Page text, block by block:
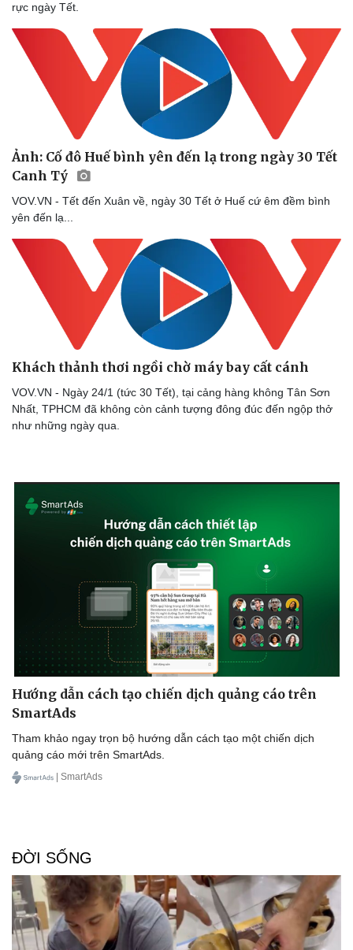
rực ngày Tết.
Ảnh: Cố đô Huế bình yên đến lạ trong ngày 30 Tết
Canh Tý
VOV.VN - Tết đến Xuân về, ngày 30 Tết ở Huế cứ êm đềm bình
yên đến lạ...
Khách thảnh thơi ngồi chờ máy bay cất cánh
VOV.VN - Ngày 24/1 (tức 30 Tết), tại cảng hàng không Tân Sơn
Nhất, TPHCM đã không còn cảnh tượng đông đúc đến ngộp thở
như những ngày qua.
Hướng dẫn cách tạo chiến dịch quảng cáo trên
SmartAds
Tham khảo ngay trọn bộ hướng dẫn cách tạo một chiến dịch
quảng cáo mới trên SmartAds.
| SmartAds
ĐỜI SỐNG